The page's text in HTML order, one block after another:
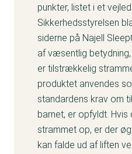
punkter, listet i et
Sikkerhedsstyrelsen
siderne på Najell
af væsentlig
er tilstrækkelig
produktet anvendes
standardens krav om
barnet, er opfyldt.
strammet op, er der
kan falde ud af liften